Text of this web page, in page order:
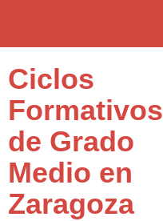
Ciclos
Formativos
de Grado
Medio en
Zaragoza